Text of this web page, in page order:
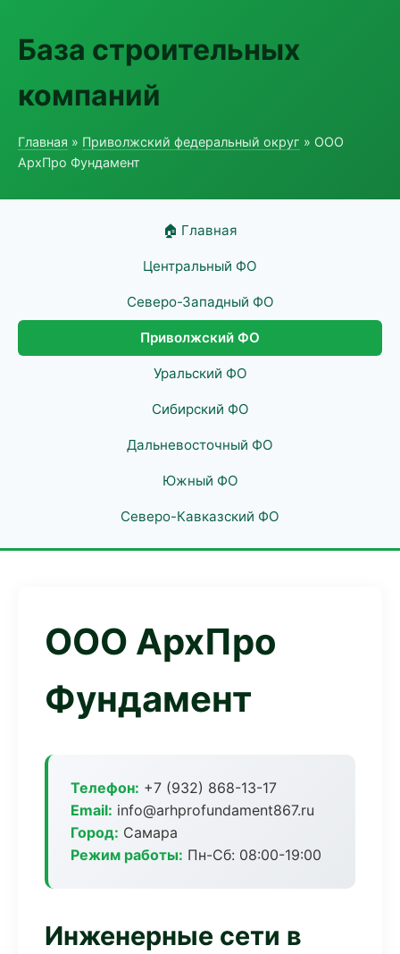
База строительных
компаний
Главная » Приволжский федеральный округ » ООО
АрхПро Фундамент
🏠 Главная
Центральный ФО
Северо-Западный ФО
Приволжский ФО
Уральский ФО
Сибирский ФО
Дальневосточный ФО
Южный ФО
Северо-Кавказский ФО
ООО АрхПро
Фундамент
Телефон: +7 (932) 868-13-17
Email: info@arhprofundament867.ru
Город: Самара
Режим работы: Пн-Сб: 08:00-19:00
Инженерные сети в